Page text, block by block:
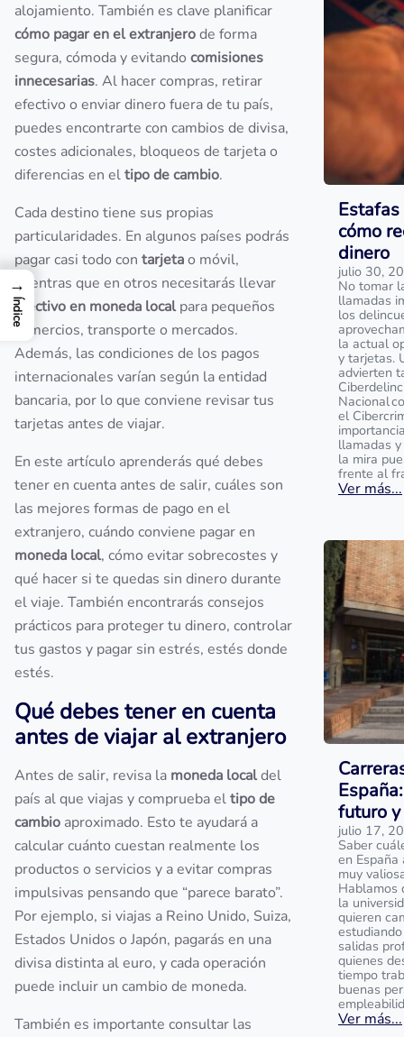
alojamiento. También es clave planificar
cómo pagar en el extranjerode forma
segura, cómoda y evitando comisiones
innecesarias. Al hacer compras, retirar
efectivo o enviar dinero fuera de tu país,
puedes encontrarte con cambios de divisa,
costes adicionales, bloqueos de tarjeta o
diferencias en eltipo de cambio.
Cada destino tiene sus propias
particularidades. En algunos países podrás
pagar casi todo con tarjetao móvil,
mientras que en otros necesitarás llevar
efectivo en moneda localpara pequeños
comercios, transporte o mercados.
Además, las condiciones de los pagos
internacionales varían según la entidad
bancaria, por lo que conviene revisar tus
tarjetas antes de viajar.
En este artículo aprenderás qué debes
tener en cuenta antes de salir, cuáles son
las mejores formas de pago en el
extranjero, cuándo conviene pagar en
moneda local, cómo evitar sobrecostes y
qué hacer si te quedas sin dinero durante
el viaje. También encontrarás consejos
prácticos para proteger tu dinero, controlar
tus gastos y pagar sin estrés, estés donde
estés.
Qué debes tener en cuenta
antes de viajar al extranjero
Antes de salir, revisa la moneda localdel
país al que viajas y comprueba eltipo de
cambio aproximado. Esto te ayudará a
calcular cuánto cuestan realmente los
productos o servicios y a evitar compras
impulsivas pensando que “parece barato”.
Por ejemplo, si viajas a Reino Unido, Suiza,
Estados Unidos o Japón, pagarás en una
divisa distinta al euro, y cada operación
puede incluir un cambio de moneda.
También es importante consultar las
cómo
dinero
julio 30,
No tomar
llamadas
los
la actual
y tarjetas.
advierten
Nacional
el
llamadas
la mira
frente al
Ver más...
futuro
julio 17,
Saber
en
muy
Hablamos
la
quieren
salidas
quienes
tiempo
buenas
Ver más...
→
Índice